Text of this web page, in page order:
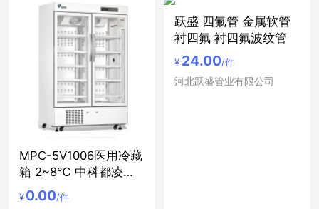
MPC-5V1006医用冷藏
箱 2~8℃ 中科都凌双
开
¥0.00/件
跃盛 四氟管 金属软管
衬四氟 衬四氟波纹管
¥ 24.00/件
河北跃盛管业有限公司